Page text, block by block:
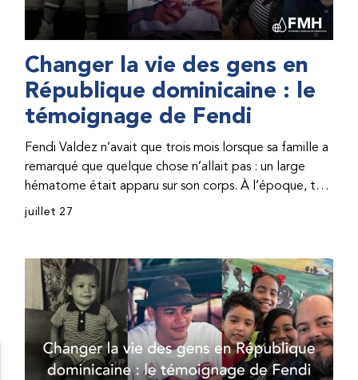
Changer la vie des gens en
République dominicaine : le
témoignage de Fendi
Fendi Valdez n’avait que trois mois lorsque sa famille a
remarqué que quelque chose n’allait pas : un large
hématome était apparu sur son corps. À l’époque, très
peu de professionnel·les de santé de République
correct, le traitement était encore largement
indisponible. Les concentrés de facteur étaient chers
et difficiles à se procurer. Afin que son traitement dure
plus longtemps, Fendi prenait parfois une dose
inférieure à celle prescrite. À cause de ces soins limités,
il avait fréquemment des saignements, manquait
juillet 27